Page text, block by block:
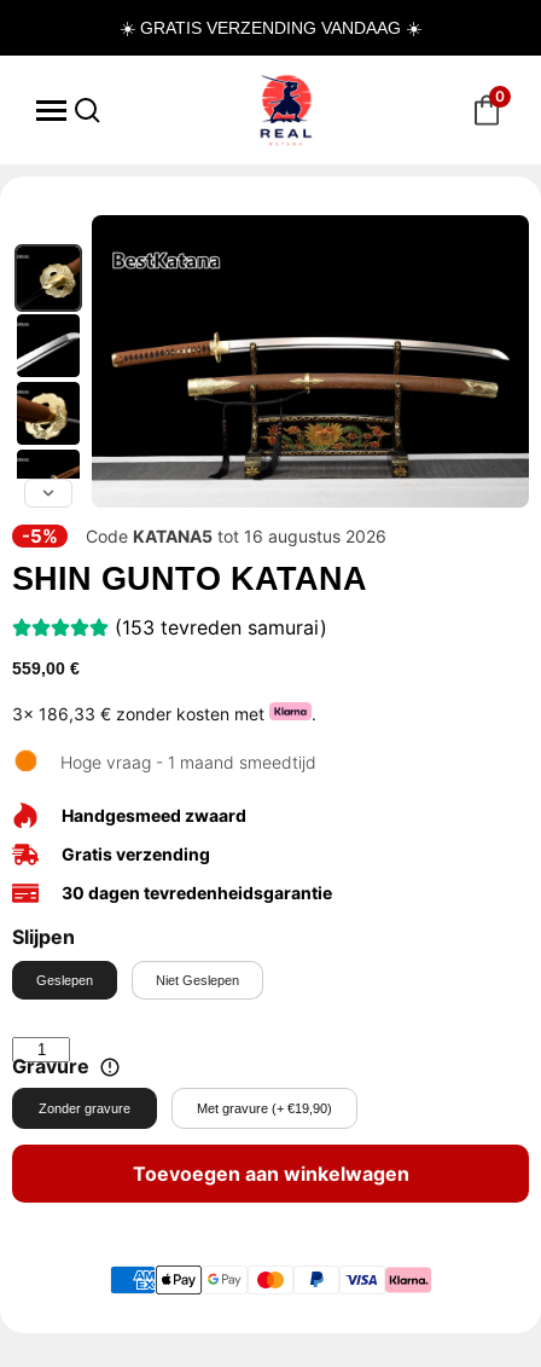
☀️ GRATIS VERZENDING VANDAAG ☀️
0
-5% Code KATANA5 tot 16 augustus 2026
SHIN GUNTO KATANA
(153 tevreden samurai)
559,00 €
3x 186,33 € zonder kosten met .
Hoge vraag - 1 maand smeedtijd
Handgesmeed zwaard
Gratis verzending
30 dagen tevredenheidsgarantie
Slijpen
Geslepen Niet Geslepen
Gravure
Zonder gravure Met gravure (+ €19,90)
Toevoegen aan winkelwagen